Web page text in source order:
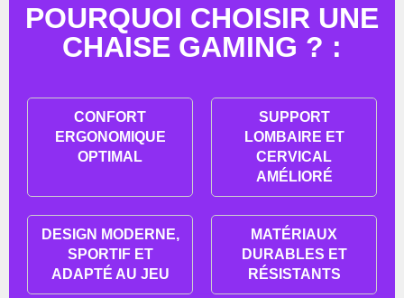
POURQUOI CHOISIR UNE
CHAISE GAMING ? :
CONFORT
ERGONOMIQUE
OPTIMAL
SUPPORT
LOMBAIRE ET
CERVICAL
AMÉLIORÉ
DESIGN MODERNE,
SPORTIF ET
ADAPTÉ AU JEU
MATÉRIAUX
DURABLES ET
RÉSISTANTS